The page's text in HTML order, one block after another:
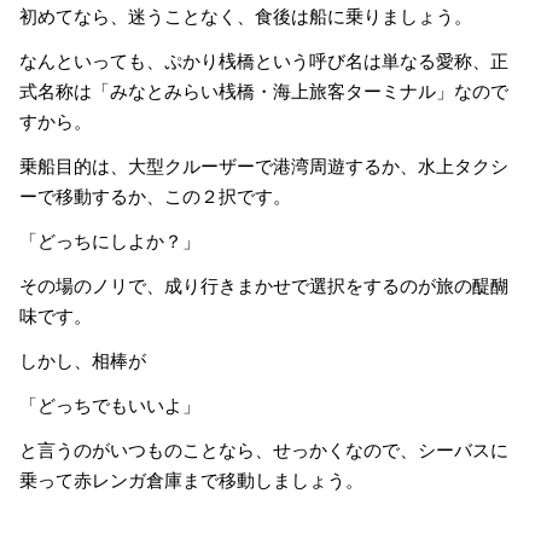
初めてなら、迷うことなく、食後は船に乗りましょう。
なんといっても、ぷかり桟橋という呼び名は単なる愛称、正
式名称は「みなとみらい桟橋・海上旅客ターミナル」なので
すから。
乗船目的は、大型クルーザーで港湾周遊するか、水上タクシ
ーで移動するか、この２択です。
「どっちにしよか？」
その場のノリで、成り行きまかせで選択をするのが旅の醍醐
味です。
しかし、相棒が
「どっちでもいいよ」
と言うのがいつものことなら、せっかくなので、シーバスに
乗って赤レンガ倉庫まで移動しましょう。